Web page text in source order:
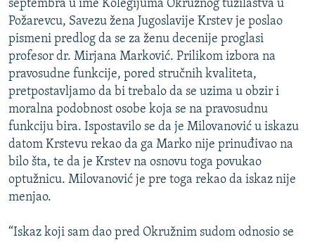
septembra u ime Kolegijuma Okružnog tužilaštva u
Požarevcu, Savezu žena Jugoslavije Krstev je poslao
pismeni predlog da se za ženu decenije proglasi
profesor dr. Mirjana Marković. Prilikom izbora na
pravosudne funkcije, pored stručnih kvaliteta,
pretpostavljamo da bi trebalo da se uzima u obzir i
moralna podobnost osobe koja se na pravosudnu
funkciju bira. Ispostavilo se da je Milovanović u iskazu
datom Krstevu rekao da ga Marko nije prinuđivao na
bilo šta, te da je Krstev na osnovu toga povukao
optužnicu. Milovanović je pre toga rekao da iskaz nije
menjao.
“Iskaz koji sam dao pred Okružnim sudom odnosio se